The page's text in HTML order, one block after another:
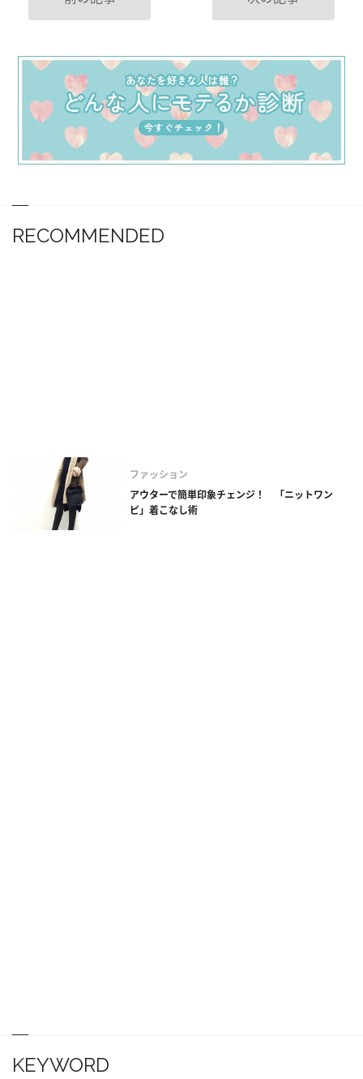
RECOMMENDED
ファッション
アウターで簡単印象チェンジ！ 「ニットワン
ピ」着こなし術
KEYWORD